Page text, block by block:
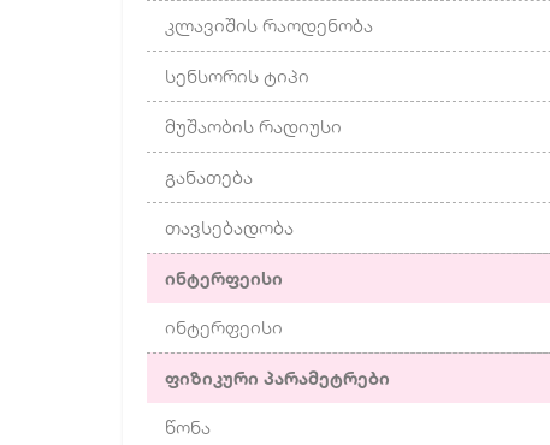
კლავიშის რაოდენობა
სენსორის ტიპი
მუშაობის რადიუსი
განათება
თავსებადობა
ინტერფეისი
ინტერფეისი
ფიზიკური პარამეტრები
წონა